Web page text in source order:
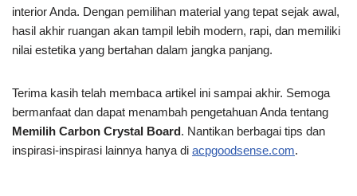
interior Anda. Dengan pemilihan material yang tepat sejak awal,
hasil akhir ruangan akan tampil lebih modern, rapi, dan memiliki
nilai estetika yang bertahan dalam jangka panjang.
Terima kasih telah membaca artikel ini sampai akhir. Semoga
bermanfaat dan dapat menambah pengetahuan Anda tentang
Memilih Carbon Crystal Board. Nantikan berbagai tips dan
inspirasi-inspirasi lainnya hanya di acpgoodsense.com.